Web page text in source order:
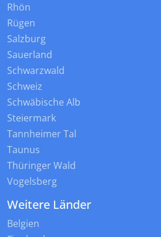
Rhön
Rügen
Salzburg
Sauerland
Schwarzwald
Schweiz
Schwäbische Alb
Steiermark
Tannheimer Tal
Taunus
Thüringer Wald
Vogelsberg
Weitere Länder
Belgien